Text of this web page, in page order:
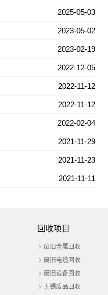
2025-05-03
2023-05-02
2023-02-19
2022-12-05
2022-11-12
2022-11-12
2022-02-04
2021-11-29
2021-11-23
2021-11-11
回收项目
废旧金属回收
废旧电缆回收
废旧设备回收
无锡废品回收